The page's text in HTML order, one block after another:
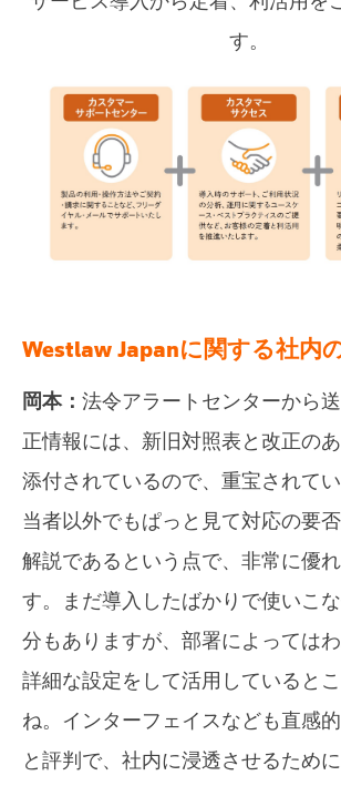
す。
Westlaw Japanに関する社内
岡本： 法令アラートセンターから
正情報には、新旧対照表と改正の
添付されているので、重宝されて
当者以外でもぱっと見て対応の要
解説であるという点で、非常に優
す。まだ導入したばかりで使いこ
分もありますが、部署によっては
詳細な設定をして活用していると
ね。インターフェイスなども直感
と評判で、社内に浸透させるため